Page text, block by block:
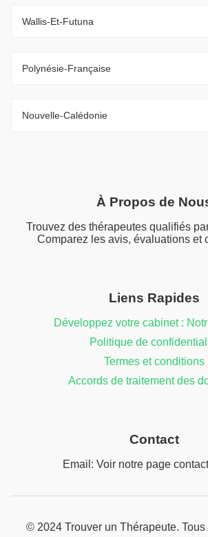
Wallis-Et-Futuna
Polynésie-Française
Nouvelle-Calédonie
À Propos de
Trouvez des thérapeutes qualifiés
Comparez les avis, évaluations et
Liens Rapides
Développez votre cabinet :
Politique de
Termes et conditions
Accords de traitement des
Contact
Email: Voir notre page
© 2024 Trouver un Thérapeute. Tous